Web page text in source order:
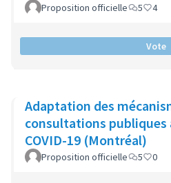
Proposition officielle 5 4
Vote
Adaptation des
consultations publiques
COVID-19 (Montréal)
Proposition officielle 5 0